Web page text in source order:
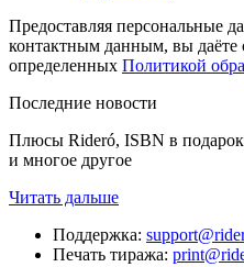
Предоставляя персональные
контактным данным, вы даёте
определенных Политикой
Последние новости
Плюсы Rideró, ISBN в
и многое другое
Читать дальше
Поддержка:
Печать тиража: